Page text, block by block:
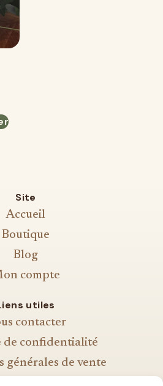
Site
Accueil
Boutique
Blog
compte
utiles
contacter
de confidentialité
générales de vente